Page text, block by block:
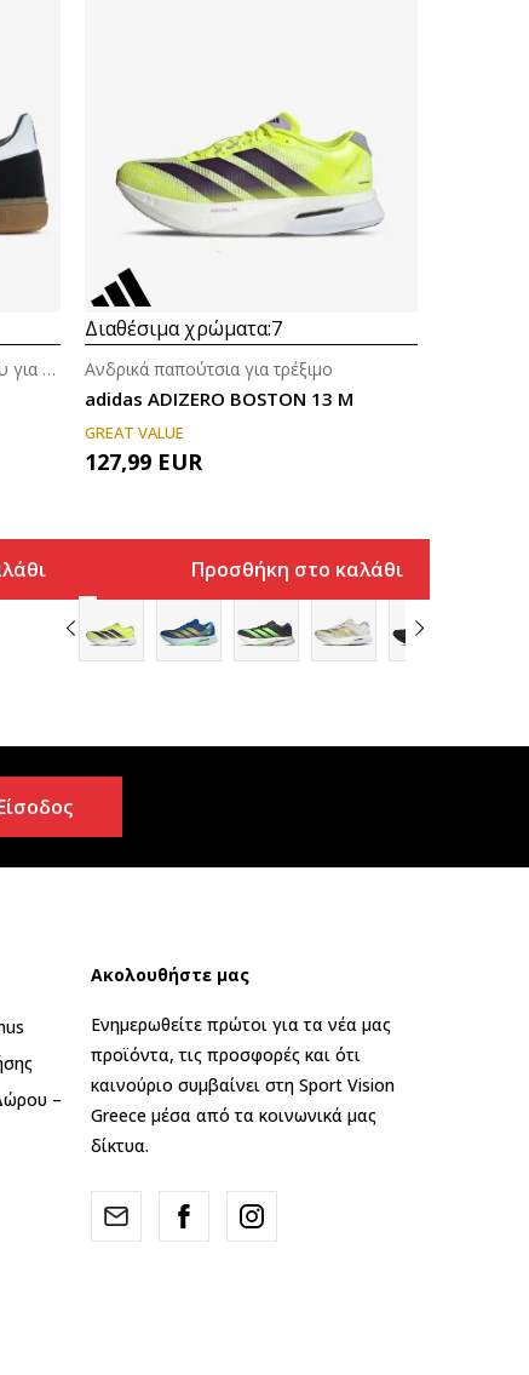
Αθλητικά παπούτσια ποδοσφαίρου για άνδρες
Διαθέσιμα χρώματα:7
adidas ADIZERO BOSTON 13 M
Ανδρικά παπούτσια για τρέξιμο
GREAT VALUE
127,99 EUR
Προσθήκη στο καλάθι
–
Ακολουθήστε μας
Ενημερωθείτε πρώτοι για τα νέα μας
προϊόντα, τις προσφορές και ότι
καινούριο συμβαίνει στη Sport Vision
Greece μέσα από τα κοινωνικά μας
δίκτυα.